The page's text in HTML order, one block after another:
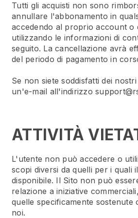
Tutti gli acquisti non sono
annullare l'abbonamento in
accedendo al proprio account o
utilizzando le informazioni di
seguito. La cancellazione avrà
del periodo di pagamento in
Se non siete soddisfatti dei
un'e-mail all'indirizzo
ATTIVITÀ
L'utente non può accedere o
scopi diversi da quelli per i quali
disponibile. Il Sito non può
relazione a iniziative
quelle specificamente sostenute
noi.